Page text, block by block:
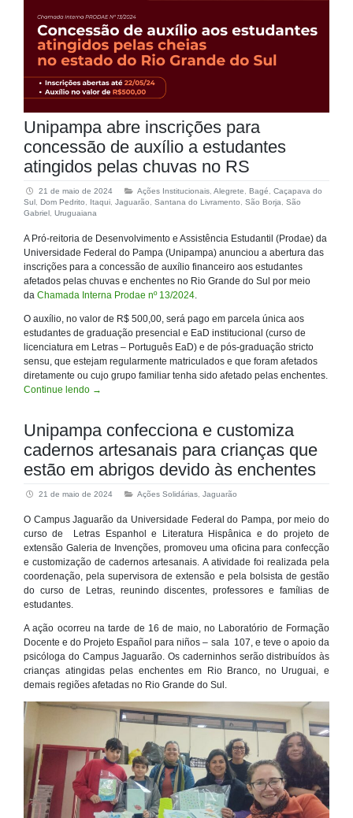
Unipampa abre inscrições para
concessão de auxílio a estudantes
atingidos pelas chuvas no RS
21 de maio de 2024 Ações Institucionais Alegrete Bagé
Caçapava do
Sul Dom Pedrito Itaqui Jaguarão Santana do Livramento São Borja
São
Gabriel Uruguaiana
A Pró-reitoria de Desenvolvimento e Assistência Estudantil (Prodae) da
Universidade Federal do Pampa (Unipampa) anunciou a abertura das
inscrições para a concessão de auxílio financeiro aos estudantes
afetados pelas chuvas e enchentes no Rio Grande do Sul por meio
da Chamada Interna Prodae nº 13/2024.
O auxílio, no valor de R$ 500,00, será pago em parcela única aos
estudantes de graduação presencial e EaD institucional (curso de
licenciatura em Letras – Português EaD) e de pós-graduação stricto
sensu, que estejam regularmente matriculados e que foram afetados
diretamente ou cujo grupo familiar tenha sido afetado pelas enchentes.
Continue lendo →
Unipampa confecciona e customiza
cadernos artesanais para crianças que
estão em abrigos devido às enchentes
21 de maio de 2024 Ações Solidárias Jaguarão
O Campus Jaguarão da Universidade Federal do Pampa, por meio do
curso de Letras Espanhol e Literatura Hispânica e do projeto de
extensão Galeria de Invenções, promoveu uma oficina para confecção
e customização de cadernos artesanais. A atividade foi realizada pela
coordenação, pela supervisora de extensão e pela bolsista de gestão
do curso de Letras, reunindo discentes, professores e famílias de
estudantes.
A ação ocorreu na tarde de 16 de maio, no Laboratório de Formação
Docente e do Projeto Español para niños – sala 107, e teve o apoio da
psicóloga do Campus Jaguarão. Os caderninhos serão distribuídos às
crianças atingidas pelas enchentes em Rio Branco, no Uruguai, e
demais regiões afetadas no Rio Grande do Sul.